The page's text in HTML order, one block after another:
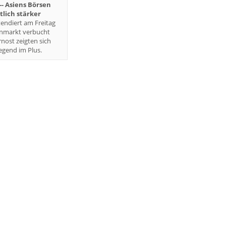
Asiens Börsen
stärker
am Freitag
verbucht
zeigten sich
im Plus.